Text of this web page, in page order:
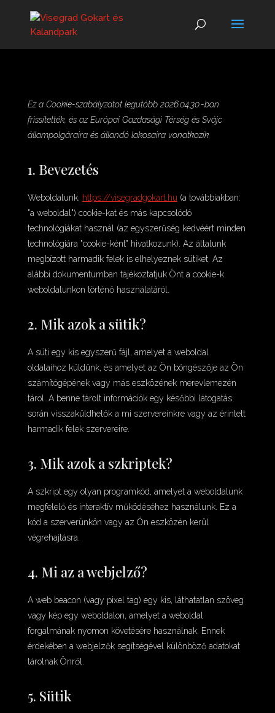
Ez a Cookie-szabályzatot legutóbb 2026.04.30.-ban
frissítették, és az Európai Gazdasági Térség és Svájc
állampolgáraira és állandó lakosaira vonatkozik.
1. Bevezetés
Weboldalunk, https://visegradgokart.hu (a továbbiakban:
"a weboldal") cookie-kat és más kapcsolódó
technológiákat használ (az egyszerűség kedvéért minden
technológiára "cookie-ként" hivatkozunk). Az általunk
megbízott harmadik felek is elhelyeznek sütiket. Az
alábbi dokumentumban tájékoztatjuk Önt a cookie-k
weboldalunkon történő használatáról.
2. Mik azok a sütik?
A süti egy kis egyszerű fájl, amelyet a weboldal
oldalaihoz küldünk, és amelyet az Ön böngészője az Ön
számítógépének vagy más eszközének merevlemezén
tárol. A benne tárolt információk egy későbbi látogatás
során visszaküldhetők a mi szervereinkre vagy az érintett
harmadik felek szervereire.
3. Mik azok a szkriptek?
A szkript egy olyan programkód, amelyet a weboldalunk
megfelelő és interaktív működéséhez használunk. Ez a
kód a szerverünkön vagy az Ön eszközén kerül
végrehajtásra.
4. Mi az a webjelző?
A web beacon (vagy pixel tag) egy kis, láthatatlan szöveg
vagy kép egy weboldalon, amelyet a weboldal
forgalmának nyomon követésére használnak. Ennek
érdekében a webjelzők segítségével különböző adatokat
tárolnak Önről.
5. Sütik